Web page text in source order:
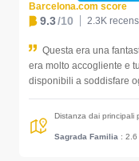
Barcelona.com score
9.3/10 2.3K
Questa era una
era molto accogliente e
disponibili a soddisfare
Distanza dai principali
Sagrada Familia : 2.6